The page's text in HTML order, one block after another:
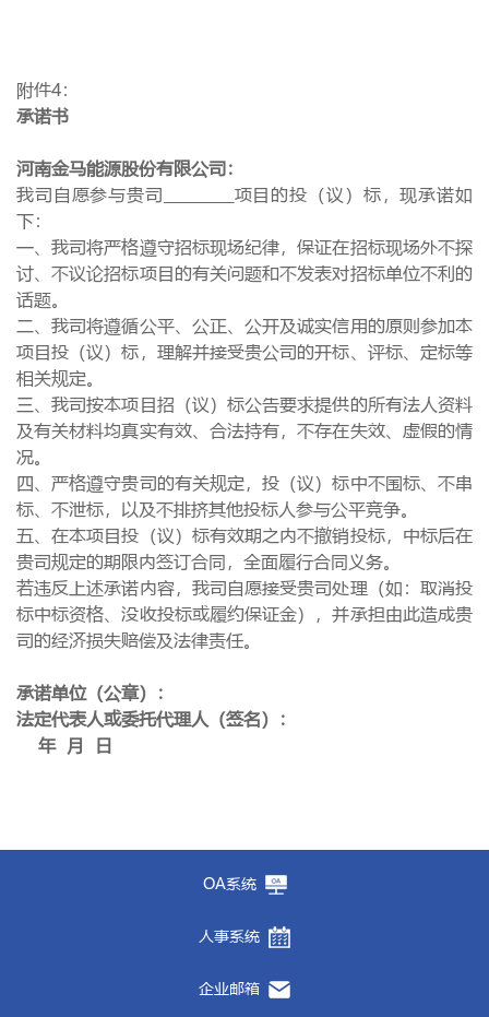
附件4：
承诺书
河南金马能源股份有限公司：
我司自愿参与贵司
项目的投（议）标，现承诺如
下：
一、我司将严格遵守招标现场纪律，保证在招标现场外不探
讨、不议论招标项目的有关问题和不发表对招标单位不利的
话题。
二、我司将遵循公平、公正、公开及诚实信用的原则参加本
项目投（议）标，理解并接受贵公司的开标、评标、定标等
相关规定。
三、我司按本项目招（议）标公告要求提供的所有法人资料
及有关材料均真实有效、合法持有，不存在失效、虚假的情
况。
四、严格遵守贵司的有关规定，投（议）标中不围标、不串
标、不泄标，以及不排挤其他投标人参与公平竞争。
五、在本项目投（议）标有效期之内不撤销投标，中标后在
贵司规定的期限内签订合同，全面履行合同义务。
若违反上述承诺内容，我司自愿接受贵司处理（如：取消投
标中标资格、没收投标或履约保证金），并承担由此造成贵
司的经济损失赔偿及法律责任。
承诺单位（公章）：
法定代表人或委托代理人（签名）：
年 月 日
OA系统
人事系统
企业邮箱